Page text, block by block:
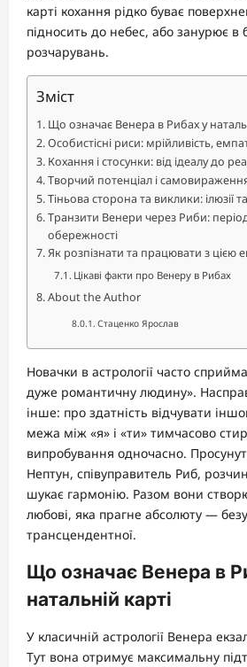
карті кохання рідко буває
підносить до небес, або занурює в
розчарувань.
Зміст
Що означає Венера в Рибах у
Особистісні риси: мрійливість,
Кохання і стосунки: від ідеалу до
Творчий потенціал і
Тіньова сторона та виклики: ілюзії
Транзити Венери через Риби:
обережності
Як розпізнати та працювати з цією
Цікаві факти про Венеру в Рибах
About the Author
Стаценко Ярослав
Новачки в астрології часто
дуже романтичну людину».
інше: про здатність відчувати
межа між «я» і «ти» тимчасово
випробування одночасно.
Нептун, співуправитель Риб,
шукає гармонію. Разом вони
любові, яка прагне абсолюту —
трансцендентної.
Що означає Венера в
натальній карті
У класичній астрології Венера
Тут вона отримує максимальну